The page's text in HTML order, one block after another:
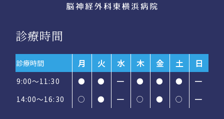
診療時間
診療時間 月 火 水 木 金 土 日
9:00～11:30 ● ● ━ ● ● ●
━
14:00〜16:30
○ ● ━ ○ ● ○ ━